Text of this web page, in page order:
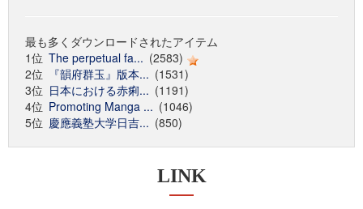
最も多くダウンロードされたアイテム
1位 The perpetual fa... (2583)
2位
『韻府群玉』版本... (1531)
3位 日本における赤痢... (1191)
4位 Promoting Manga ... (1046)
5位 慶應義塾大学日吉... (850)
LINK